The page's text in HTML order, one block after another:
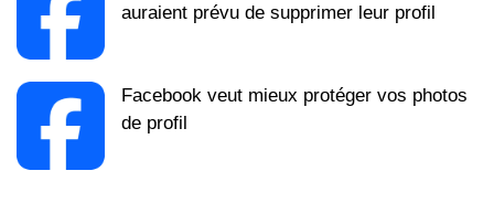
auraient prévu de supprimer leur profil
Facebook veut mieux protéger vos photos
de profil